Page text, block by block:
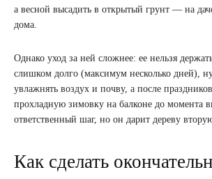
а весной высадить в открытый грунт — на
дома.
Однако уход за ней сложнее: ее нельзя
слишком долго (максимум несколько дней),
увлажнять воздух и почву, а после
прохладную зимовку на балконе до момента
ответственный шаг, но он дарит дереву
Как сделать